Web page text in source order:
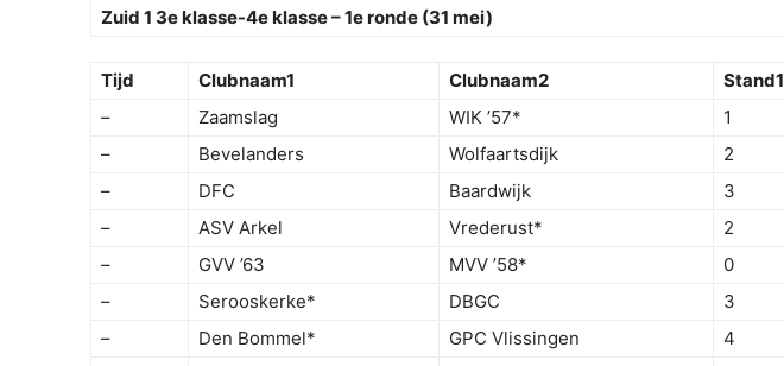
Zuid 1 3e klasse-4e klasse – 1e ronde (31 mei)
Tijd Clubnaam1 Clubnaam2 Stand1
–
Zaamslag WIK ’57* 1
–
Bevelanders Wolfaartsdijk 2
–
DFC Baardwijk 3
–
ASV Arkel Vrederust* 2
–
GVV ’63 MVV ’58* 0
–
Serooskerke* DBGC 3
–
Den Bommel* GPC Vlissingen 4